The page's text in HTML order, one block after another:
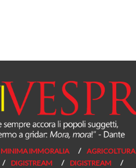
MINIMA IMMORALIA AGRICOLTURA
DIGISTREAM DIGISTREAM